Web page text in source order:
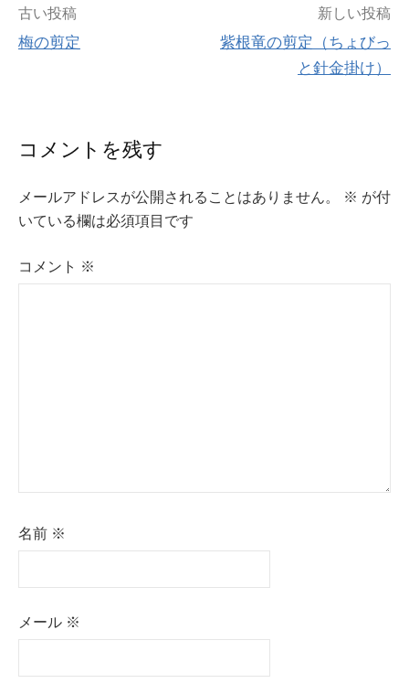
投
稿
ビ
ゲ
ー
シ
古い投稿
梅の剪定
新しい投稿
紫根竜の剪定（ちょびっ
と針金掛け）
コメントを残す
メールアドレスが公開されることはありません。 ※ が付
いている欄は必須項目です
コメント ※
名前 ※
メール ※